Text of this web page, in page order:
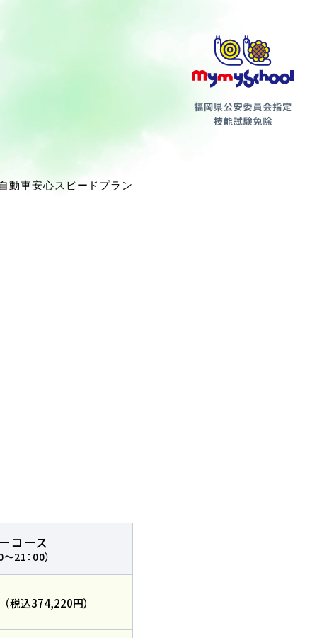
動車安心スピードプラン
コース
～21：00）
（税込374,220円）